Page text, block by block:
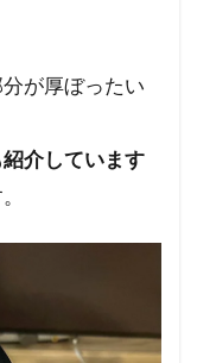
が厚ぼったい
介しています